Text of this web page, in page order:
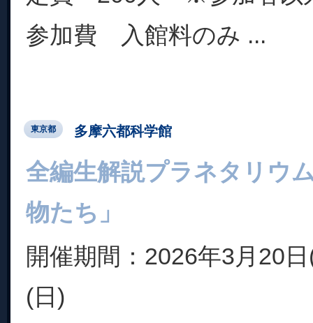
参加費 入館料のみ ...
東京都 多摩六都科学館
全編生解説プラネタリウ
物たち」
開催期間：2026年3月20
(日)